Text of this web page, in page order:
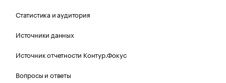
Статистика и аудитория
Источники данных
Источник отчетности Контур.Фокус
Вопросы и ответы